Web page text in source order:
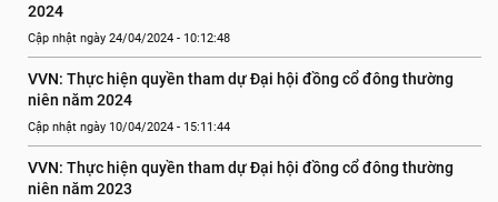
2024
Cập nhật ngày 24/04/2024 - 10:12:48
VVN: Thực hiện quyền tham dự Đại hội đồng cổ đông thường
niên năm 2024
Cập nhật ngày 10/04/2024 - 15:11:44
VVN: Thực hiện quyền tham dự Đại hội đồng cổ đông thường
niên năm 2023